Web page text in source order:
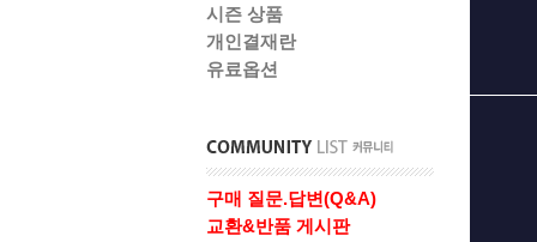
시즌 상품
개인결재란
유료옵션
구매 질문.답변(Q&A)
교환&반품 게시판